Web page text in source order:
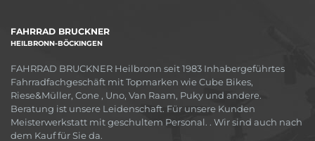
FAHRRAD BRUCKNER
HEILBRONN-BÖCKINGEN
FAHRRAD BRUCKNER Heilbronn seit 1983 Inhabergeführtes
Fahrradfachgeschäft mit Topmarken wie Cube Bikes,
Riese&Müller, Cone , Uno, Van Raam, Puky und andere.
Beratung ist unsere Leidenschaft. Für unsere Kunden
Meisterwerkstatt mit geschultem Personal. . Wir sind auch nach
dem Kauf für Sie da.